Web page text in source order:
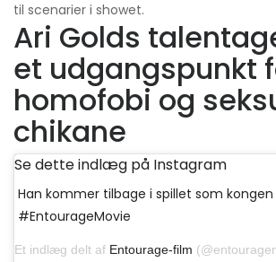
til scenarier i showet.
Ari Golds
et udgangspunkt
homofobi og
chikane
Se dette indlæg på Instagram
Han kommer tilbage i spillet som kongen
#EntourageMovie
Et indlæg delt af Entourage-film (@entouragemovie)